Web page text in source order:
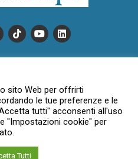
SULLA PRIVACY
DATI SOCIETARI
NOVAJO
CONTATTTI
- Non commerciale - Non opere
sito Web per offrirti
le tue preferenze e le
tutti" acconsenti all'uso
"Impostazioni cookie" per
Tutti